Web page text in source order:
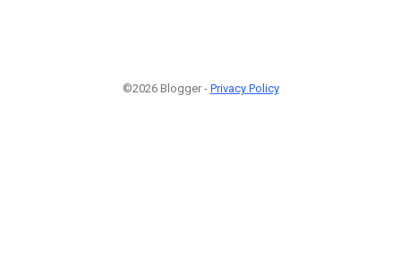
©2026 Blogger - Privacy Policy